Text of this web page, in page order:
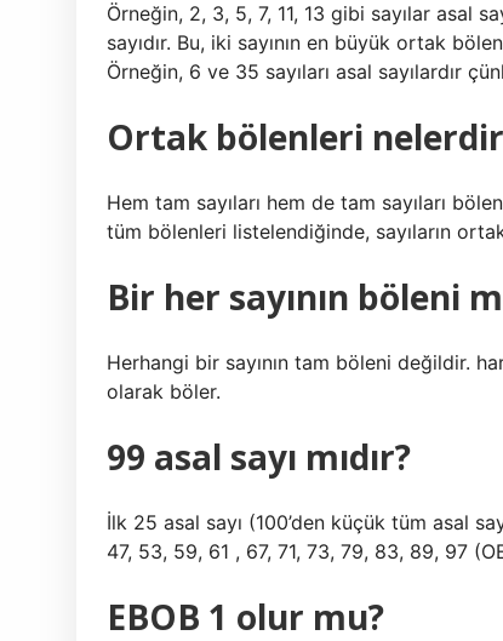
Örneğin, 2, 3, 5, 7, 11, 13 gibi sayılar asal
sayıdır. Bu, iki sayının en büyük ortak
Örneğin, 6 ve 35 sayıları asal sayılardır
Ortak bölenleri
Hem tam sayıları hem de tam sayıları
tüm bölenleri listelendiğinde, sayıların
Bir her sayının böleni
Herhangi bir sayının tam böleni değildir.
olarak böler.
99 asal sayı mıdır?
İlk 25 asal sayı (100’den küçük tüm asal
47, 53, 59, 61 , 67, 71, 73, 79, 83, 89, 97
EBOB 1 olur mu?